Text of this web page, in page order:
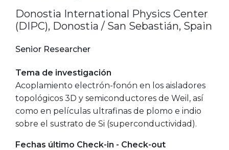
Donostia International Physics Center
(DIPC), Donostia / San Sebastián, Spain
Senior Researcher
Tema de investigación
Acoplamiento electrón-fonón en los aisladores
topológicos 3D y semiconductores de Weil, así
como en películas ultrafinas de plomo e indio
sobre el sustrato de Si (superconductividad).
Fechas último Check-in - Check-out